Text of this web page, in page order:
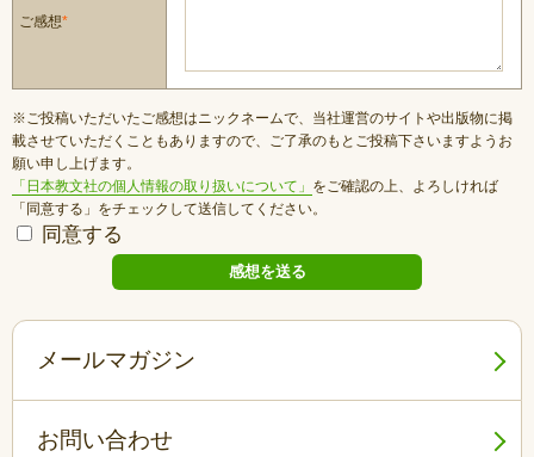
ご感想*
※ご投稿いただいたご感想はニックネームで、当社運営のサイトや出版物に掲
載させていただくこともありますので、ご了承のもとご投稿下さいますようお
願い申し上げます。
「日本教文社の個人情報の取り扱いについて」 をご確認の上、よろしければ
「同意する」をチェックして送信してください。
同意する
メールマガジン
お問い合わせ